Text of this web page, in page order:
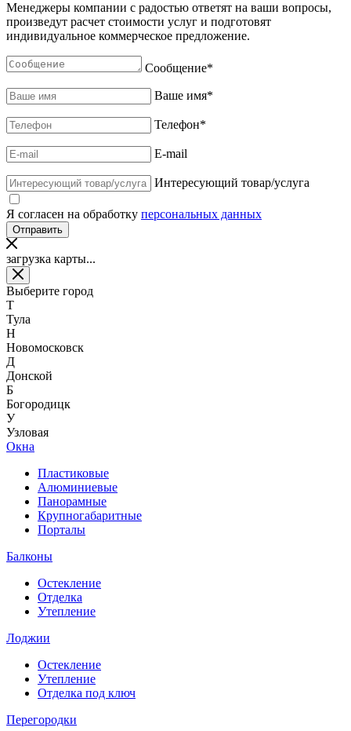
Менеджеры компании с радостью ответят на ваши вопросы,
произведут расчет стоимости услуг и подготовят
индивидуальное коммерческое предложение.
Сообщение*
Ваше имя*
Телефон*
E-mail
Интересующий товар/услуга
Я согласен на обработку персональных данных
загрузка карты...
Выберите город
Т
Тула
Н
Новомосковск
Д
Донской
Б
Богородицк
У
Узловая
Окна
Пластиковые
Алюминиевые
Панорамные
Крупногабаритные
Порталы
Балконы
Остекление
Отделка
Утепление
Лоджии
Остекление
Утепление
Отделка под ключ
Перегородки